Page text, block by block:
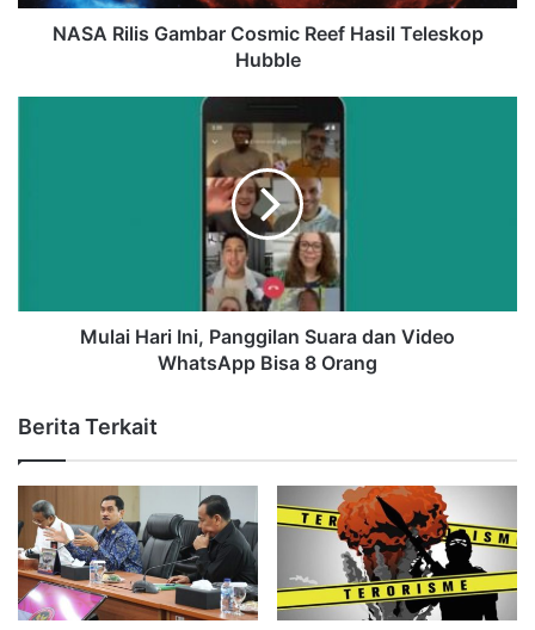
NASA Rilis Gambar Cosmic Reef Hasil Teleskop
Hubble
Mulai Hari Ini, Panggilan Suara dan Video
WhatsApp Bisa 8 Orang
Berita Terkait